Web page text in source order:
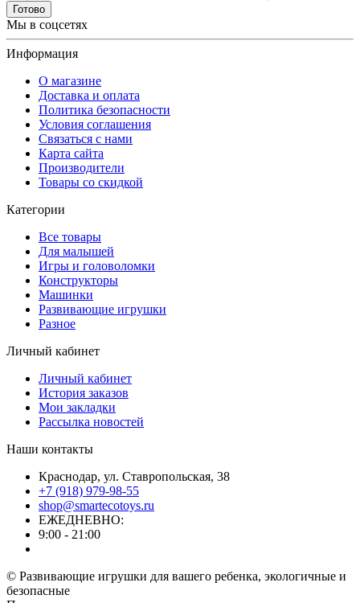
Готово
Мы в соцсетях
Информация
О магазине
Доставка и оплата
Политика безопасности
Условия соглашения
Связаться с нами
Карта сайта
Производители
Товары со скидкой
Категории
Все товары
Для малышей
Игры и головоломки
Конструкторы
Машинки
Развивающие игрушки
Разное
Личный кабинет
Личный кабинет
История заказов
Мои закладки
Рассылка новостей
Наши контакты
Краснодар, ул. Ставропольская, 38
+7 (918) 979-98-55
shop@smartecotoys.ru
ЕЖЕДНЕВНО:
9:00 - 21:00
© Развивающие игрушки для вашего ребенка, экологичные и
безопасные